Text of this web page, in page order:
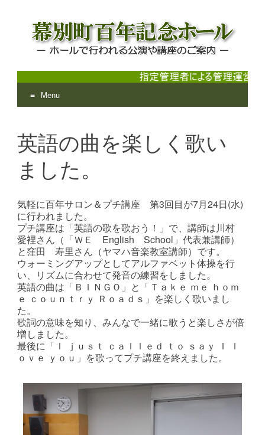
幕別町百年記念ホール
ホールで行われる公演や講座のご案内
Menu
content
英語の曲を楽しく歌い
ました。
気軽に百年サロン＆プチ講座 第3回目が7月24日(水)
に行われました。
プチ講座は「英語の歌を歌おう！」で、講師は川村
愛裡さん（「ＷＥ English School」代表兼講師）
と窪田 寿里さん（ヤマハ音楽教室講師）です。
ウォーミングアップとしてアルファベット体操を行
い、リズムに合わせて発音の練習をしました。
英語の曲は「ＢＩＮＧＯ」と「Ｔａｋｅ ｍｅ ｈｏｍ
ｅ ｃｏｕｎｔｒｙ Ｒｏａｄｓ」を楽しく歌いまし
た。
歌詞の意味を知り、みんなで一緒に歌うと楽しさが倍
増しました。
最後に「Ｉ ｊｕｓｔ ｃａｌｌｅｄ ｔｏ ｓａｙ Ｉ ｌ
ｏｖｅ ｙｏｕ」を歌ってプチ講座を終えました。